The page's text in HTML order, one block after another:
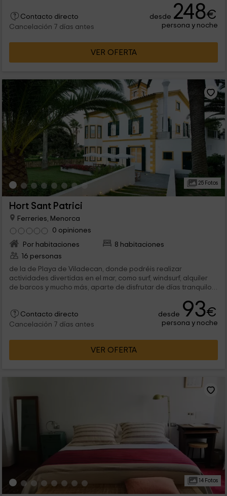
Contacto directo
Cancelación 7 días antes
desde 248€
persona y noche
VER OFERTA
25 Fotos
Hort Sant Patrici
Ferreries, Menorca
0 opiniones
Por habitaciones
8 habitaciones
16 personas
de la de Playa de Viladecan, donde podréis realizar
actividades divertidas en el mar, como surf, windsurf, alquiler
de barcos y mucho más, aparte de disfrutar de días tranquilos
Contacto directo
Cancelación 7 días antes
desde 93€
persona y noche
VER OFERTA
14 Fotos